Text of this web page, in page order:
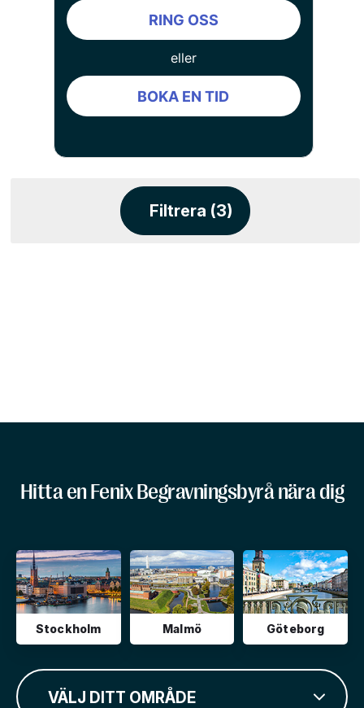
RING OSS
eller
BOKA EN TID
Filtrera (3)
Hitta en Fenix Begravningsbyrå nära dig
Stockholm Malmö Göteborg
VÄLJ DITT OMRÅDE